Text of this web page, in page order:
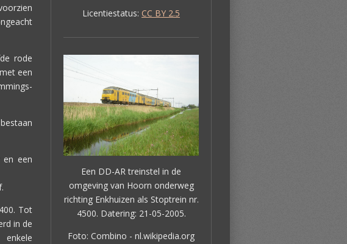
rode
een
een
Tot
in de
Licentiestatus: CC BY 2.5
Een DD-AR treinstel in de
omgeving van Hoorn onderweg
richting Enkhuizen als Stoptrein nr.
4500. Datering: 21-05-2005.
Foto: Combino - nl.wikipedia.org